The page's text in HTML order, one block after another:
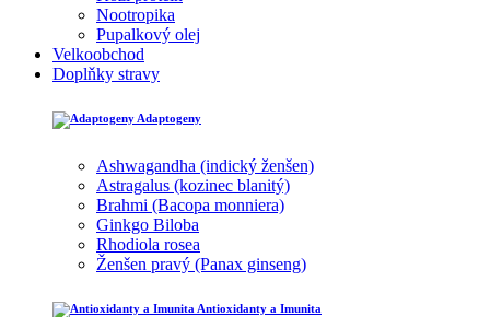
Nootropika
Pupalkový olej
Velkoobchod
Doplňky stravy
Adaptogeny
Ashwagandha (indický ženšen)
Astragalus (kozinec blanitý)
Brahmi (Bacopa monniera)
Ginkgo Biloba
Rhodiola rosea
Ženšen pravý (Panax ginseng)
Antioxidanty a Imunita